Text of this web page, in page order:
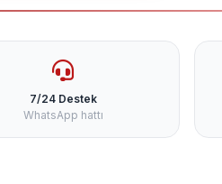
7/24 Destek
WhatsApp hattı